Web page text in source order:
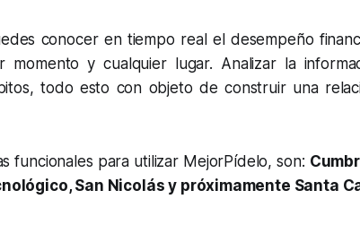
conocer en tiempo real el desempeño
momento y cualquier lugar. Analizar la
todo esto con objeto de construir una
funcionales para utilizar MejorPídelo, son:
San Nicolás y próximamente Santa